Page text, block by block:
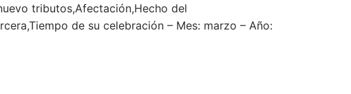
tributos,Afectación,Hecho del
de su celebración – Mes: marzo – Año: